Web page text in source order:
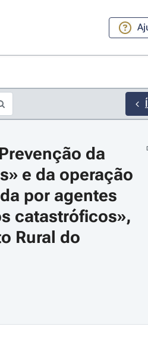
para a direita ou esquerda para
da
e da operação
por agentes
catastróficos»,
Rural do